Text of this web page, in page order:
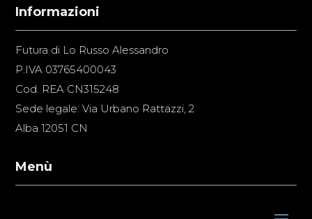
Informazioni
Futura di Lo Russo Alessandro
P.IVA 03765400043
Cod. REA CN315248
Sede legale: Via Urbano Rattazzi, 2
Alba 12051 CN
Menù